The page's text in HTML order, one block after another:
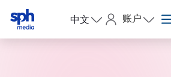
中文 账户